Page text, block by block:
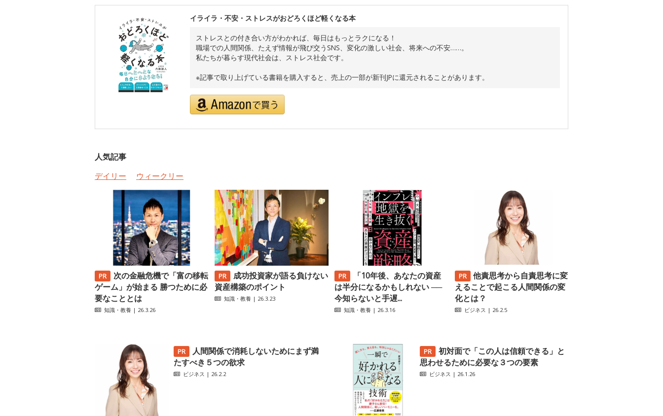
イライラ・不安・ストレスがおどろくほど軽くなる本
ストレスとの付き合い方がわかれば、毎日はもっとラクになる！
職場での人間関係、たえず情報が飛び交うSNS、変化の激しい社会、将来への不安……。
私たちが暮らす現代社会は、ストレス社会です。
※記事で取り上げている書籍を購入すると、売上の一部が新刊JPに還元されることがあります。
人気記事
デイリー
ウィークリー
次の金融危機で「富の移転
ゲーム」が始まる 勝つために必
要なこととは
知識・教養 | 26.3.26
成功投資家が語る負けない
資産構築のポイント
知識・教養 | 26.3.23
「10年後、あなたの資産
は半分になるかもしれない ──
今知らないと手遅...
知識・教養 | 26.3.16
他責思考から自責思考に変
えることで起こる人間関係の変
化とは？
ビジネス | 26.2.5
人間関係で消耗しないためにまず満
たすべき５つの欲求
ビジネス | 26.2.2
初対面で「この人は信頼できる」と
思わせるために必要な３つの要素
ビジネス | 26.1.26